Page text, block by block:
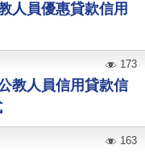
人員優惠貸款信用
教人員信用貸款信
173
163